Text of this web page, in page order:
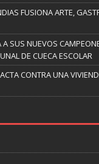
FUSIONA ARTE,
A SUS NUEVOS
DE CUECA ESCOLAR
CONTRA UNA